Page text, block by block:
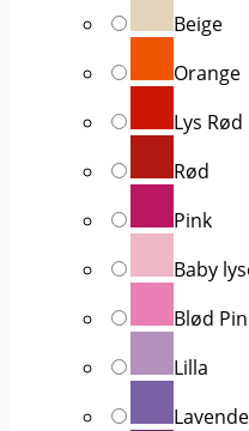
Beige
Orange
Lys Rød
Rød
Pink
Baby
Blød
Lilla